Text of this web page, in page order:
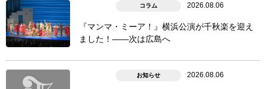
コラム 2026.08.06
『マンマ・ミーア！』横浜公演が千秋楽を迎え
ました！――次は広島へ
お知らせ 2026.08.06